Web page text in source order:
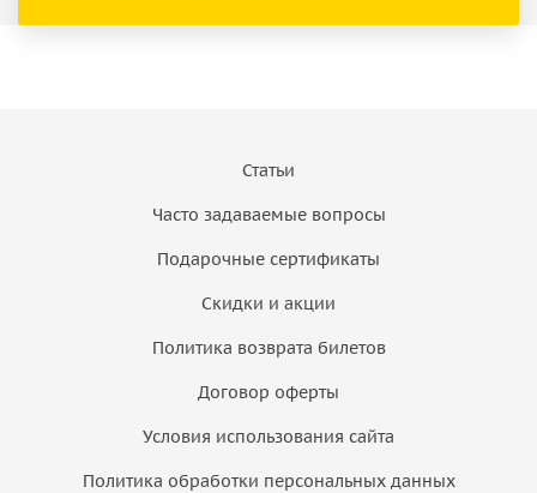
Статьи
Часто задаваемые вопросы
Подарочные сертификаты
Скидки и акции
Политика возврата билетов
Договор оферты
Условия использования сайта
Политика обработки персональных данных